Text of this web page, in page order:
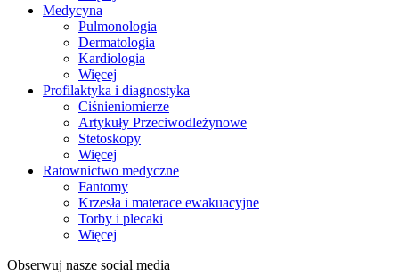
Medycyna
Pulmonologia
Dermatologia
Kardiologia
Więcej
Profilaktyka i diagnostyka
Ciśnieniomierze
Artykuły Przeciwodleżynowe
Stetoskopy
Więcej
Ratownictwo medyczne
Fantomy
Krzesła i materace ewakuacyjne
Torby i plecaki
Więcej
Obserwuj nasze social media